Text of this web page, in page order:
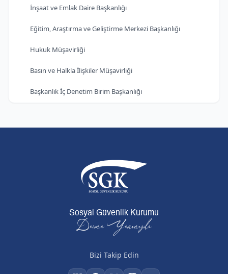
İnşaat ve Emlak Daire Başkanlığı
Eğitim, Araştırma ve Geliştirme Merkezi Başkanlığı
Hukuk Müşavirliği
Basın ve Halkla İlişkiler Müşavirliği
Başkanlık İç Denetim Birim Başkanlığı
Sosyal Güvenlik Kurumu
Daima Yanınızda
Bizi Takip Edin